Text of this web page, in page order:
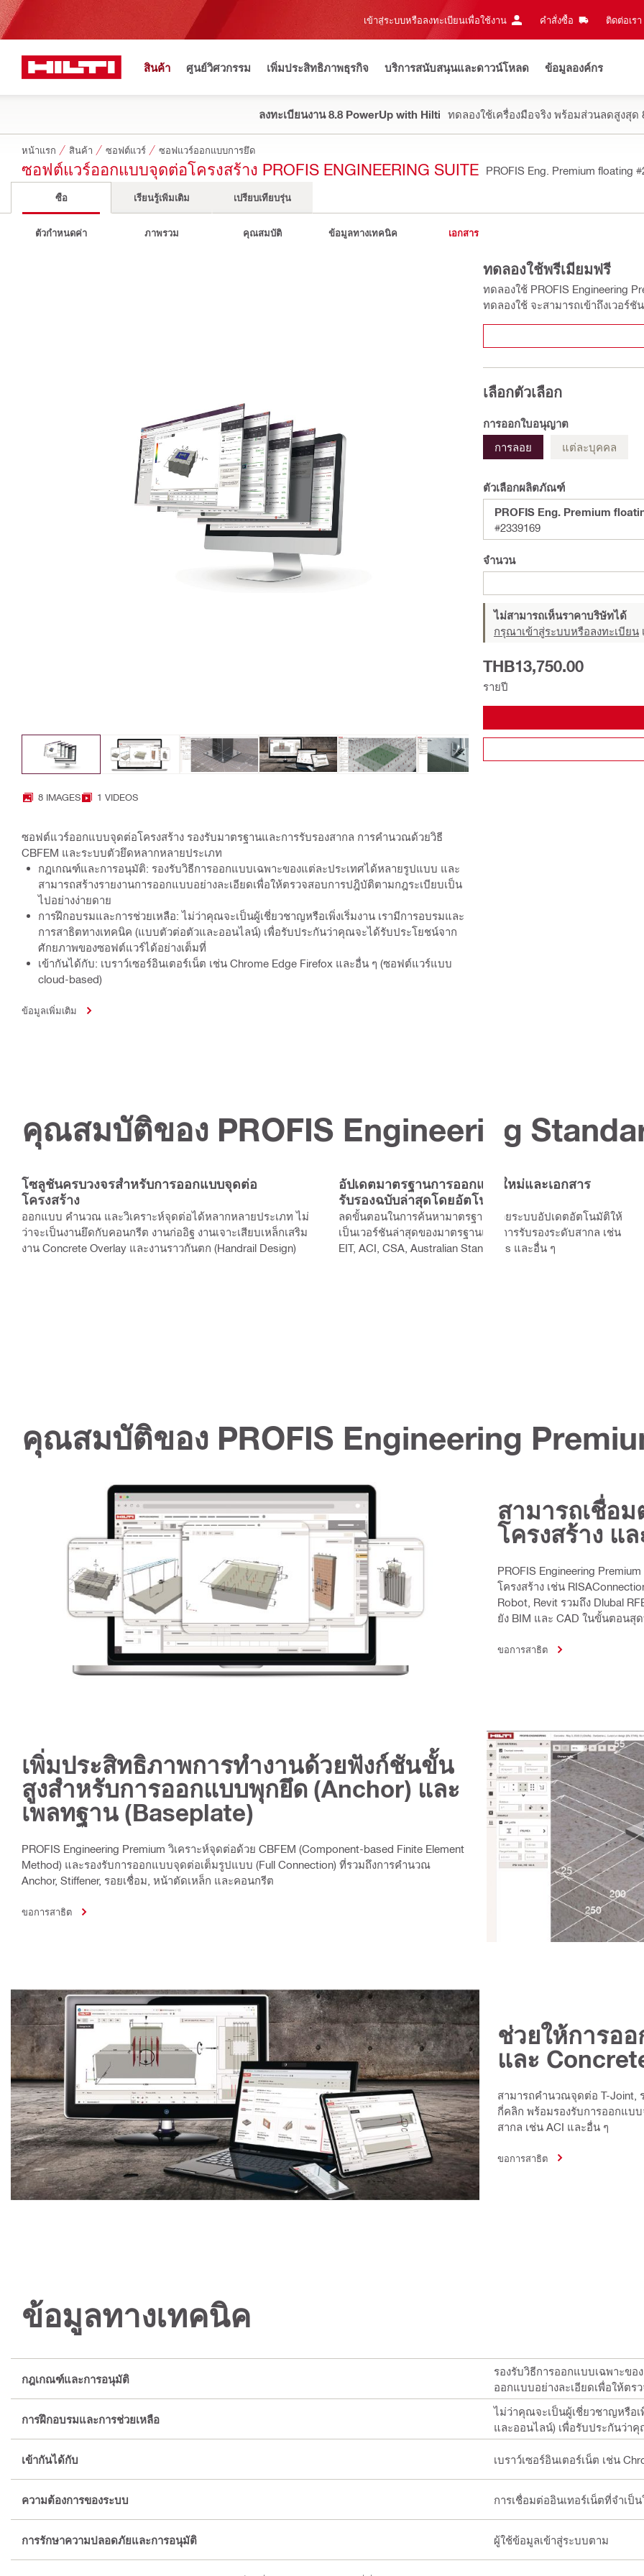
เข้าสู่ระบบหรือลงทะเบียนเพื่อใช้งาน คำสั่งซื้อ ติดต่อเรา‎
สินค้า ศูนย์วิศวกรรม เพิ่มประสิทธิภาพธุรกิจ บริการสนับสนุนและดาวน์โหลด ข้อมูลองค์กร
ลงทะเบียนงาน 8.8 PowerUp with Hilti ทดลองใช้เครื่องมือจริง พร้อมส่วนลดสูงสุด
หน้าแรก สินค้า ซอฟต์แวร์ ซอฟแวร์ออกแบบการยึด
ซอฟต์แวร์ออกแบบจุดต่อโครงสร้าง PROFIS ENGINEERING SUITE PROFIS Eng. Premium floating
ซื้อ เรียนรู้เพิ่มเติม เปรียบเทียบรุ่น
ตัวกำหนดค่า ภาพรวม คุณสมบัติ ข้อมูลทางเทคนิค เอกสาร
8 IMAGES 1 VIDEOS
ซอฟต์แวร์ออกแบบจุดต่อโครงสร้าง รองรับมาตรฐานและการรับรองสากล การคำนวณด้วยวิธี
CBFEM และระบบตัวยึดหลากหลายประเภท
กฎเกณฑ์และการอนุมัติ: รองรับวิธีการออกแบบเฉพาะของแต่ละประเทศได้หลายรูปแบบ และ
สามารถสร้างรายงานการออกแบบอย่างละเอียดเพื่อให้ตรวจสอบการปฎิบัติตามกฎระเบียบเป็น
ไปอย่างง่ายดาย
การฝึกอบรมและการช่วยเหลือ: ไม่ว่าคุณจะเป็นผู้เชี่ยวชาญหรือเพิ่งเริ่มงาน เรามีการอบรมและ
การสาธิตทางเทคนิค (แบบตัวต่อตัวและออนไลน์) เพื่อรับประกันว่าคุณจะได้รับประโยชน์จาก
ศักยภาพของซอฟต์แวร์ได้อย่างเต็มที่
เข้ากันได้กับ: เบราว์เซอร์อินเตอร์เน็ต เช่น Chrome Edge Firefox และอื่น ๆ (ซอฟต์แวร์แบบ
cloud-based)
ข้อมูลเพิ่มเติม
ทดลองใช้พรีเมียมฟรี
ทดลองใช้ PROFIS Engineering
ทดลองใช้ จะสามารถเข้าถึงเวอร์
เลือกตัวเลือก
การออกใบอนุญาต
การลอย
แต่ละบุคคล
ตัวเลือกผลิตภัณฑ์
PROFIS Eng. Premium
#2339169
จำนวน
ไม่สามารถเห็นราคาบริษัทได้
กรุณาเข้าสู่ระบบหรือลงทะเบียน
THB13,750.00
รายปี
คุณสมบัติของ PROFIS Engineering
โซลูชันครบวงจรสำหรับการออกแบบจุดต่อ
โครงสร้าง
ออกแบบ คำนวณ และวิเคราะห์จุดต่อได้หลากหลายประเภท ไม่
ว่าจะเป็นงานยึดกับคอนกรีต งานก่ออิฐ งานเจาะเสียบเหล็กเสริม
งาน Concrete Overlay และงานราวกันตก (Handrail Design)
อัปเดตมาตรฐานการออกแบบใหม่และเอกสาร
รับรองฉบับล่าสุดโดยอัตโนมัติ
ลดขั้นตอนในการค้นหามาตรฐาน ด้วยระบบอัปเดตอัตโนมัติให้
เป็นเวอร์ชันล่าสุดของมาตรฐานและการรับรองระดับสากล เช่น
EIT, ACI, CSA, Australian Standards และอื่น ๆ
คุณสมบัติของ PROFIS Engineering
สามารถเชื่อ
โครงสร้าง แ
PROFIS Engineering
โครงสร้าง เช่น
Robot, Revit รวมถึง Dlubal
ยัง BIM และ CAD ในขั้นตอนสุ
ขอการสาธิต
เพิ่มประสิทธิภาพการทำงานด้วยฟังก์ชันขั้น
สูงสำหรับการออกแบบพุกยึด (Anchor) และ
เพลทฐาน (Baseplate)
PROFIS Engineering Premium วิเคราะห์จุดต่อด้วย CBFEM (Component-based Finite Element
Method) และรองรับการออกแบบจุดต่อเต็มรูปแบบ (Full Connection) ที่รวมถึงการคำนวณ
Anchor, Stiffener, รอยเชื่อม, หน้าตัดเหล็ก และคอนกรีต
ขอการสาธิต
ช่วยให้การออ
และ
สามารถคำนวณจุดต่อ T-Joint,
กี่คลิก พร้อมรองรับการออกแบ
สากล เช่น ACI และอื่น ๆ
ขอการสาธิต
ข้อมูลทางเทคนิค
กฎเกณฑ์และการอนุมัติ
รองรับวิธีการออกแบบเฉพาะขอ
ออกแบบอย่างละเอียดเพื่อให้ต
การฝึกอบรมและการช่วยเหลือ
ไม่ว่าคุณจะเป็นผู้เชี่ยวชาญหรือเ
และออนไลน์) เพื่อรับประกันว่า
เข้ากันได้กับ เบราว์เซอร์อินเตอร์เน็ต เช่น
ความต้องการของระบบ การเชื่อมต่ออินเทอร์เน็ตที่จำเป็
การรักษาความปลอดภัยและการอนุมัติ ผู้ใช้ข้อมูลเข้าสู่ระบบตาม